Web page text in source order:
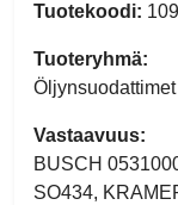
Tuotekoodi:
Tuoteryhmä:
Öljynsuodattimet
Vastaavuus:
BUSCH
SO434,